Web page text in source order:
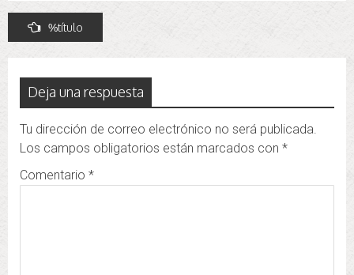
Navegación
de
%título
Deja una respuesta
Tu dirección de correo electrónico no será publicada.
Los campos obligatorios están marcados con *
Comentario *